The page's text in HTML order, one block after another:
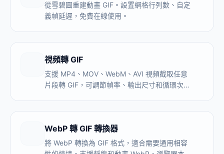
從雪碧圖重建動畫 GIF。設置網格行列數、自定
義幀延遲，免費在線使用。
視頻轉 GIF
支援 MP4、MOV、WebM、AVI 視頻截取任意
片段轉 GIF，可調節幀率、輸出尺寸和循環次
WebP 轉 GIF 轉換器
將 WebP 轉換為 GIF 格式，適合需要通用相容